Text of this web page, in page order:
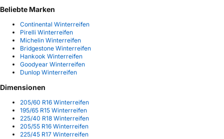
Beliebte Marken
Continental Winterreifen
Pirelli Winterreifen
Michelin Winterreifen
Bridgestone Winterreifen
Hankook Winterreifen
Goodyear Winterreifen
Dunlop Winterreifen
Dimensionen
205/60 R16 Winterreifen
195/65 R15 Winterreifen
225/40 R18 Winterreifen
205/55 R16 Winterreifen
225/45 R17 Winterreifen